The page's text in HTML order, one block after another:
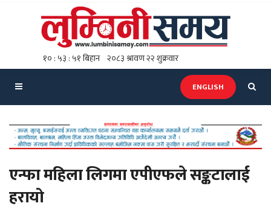
ENGLISH
एन्फा महिला लिगमा एपीएफले सङ्कटालाई
हरायो